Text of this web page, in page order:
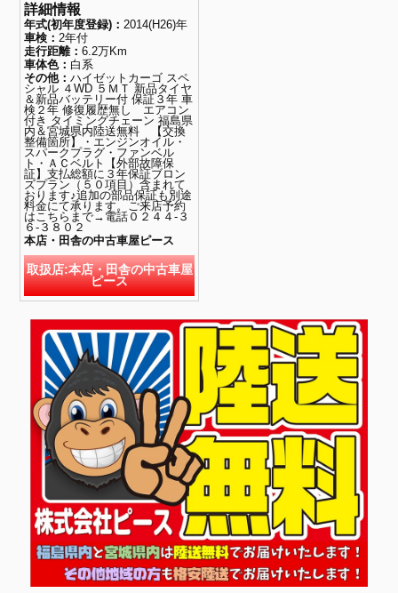
詳細情報
年式(初年度登録)： 2014(H26)年
車検： 2年付
走行距離：6.2万Km
車体色： 白系
その他：ハイゼットカーゴ スペ
シャル ４WD ５ＭＴ 新品タイヤ
＆新品バッテリー付 保証３年 車
検２年 修復履歴無し エアコン
付き タイミングチェーン 福島県
内＆宮城県内陸送無料 【交換
整備箇所】・エンジンオイル・
スパークプラグ・ファンベル
ト・ＡＣベルト【外部故障保
証】支払総額に３年保証ブロン
ズプラン（５０項目）含まれて
おります♪追加の部品保証も別途
料金にて承ります。ご来店予約
はこちらまで→電話０２４４-３
６-３８０２
本店・田舎の中古車屋ピース
取扱店:本店・田舎の中古車屋
ピース